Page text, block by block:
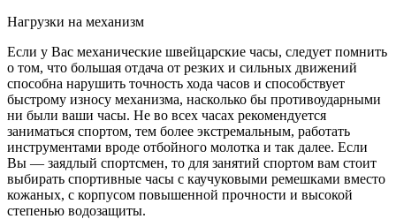
Нагрузки на механизм
Если у Вас механические швейцарские часы, следует помнить
о том, что большая отдача от резких и сильных движений
способна нарушить точность хода часов и способствует
быстрому износу механизма, насколько бы противоударными
ни были ваши часы. Не во всех часах рекомендуется
заниматься спортом, тем более экстремальным, работать
инструментами вроде отбойного молотка и так далее. Если
Вы — заядлый спортсмен, то для занятий спортом вам стоит
выбирать спортивные часы с каучуковыми ремешками вместо
кожаных, с корпусом повышенной прочности и высокой
степенью водозащиты.